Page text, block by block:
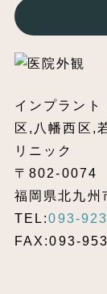
インプラント
区,八幡西区,
リニック
〒802-0074
福岡県北九
TEL:093-
FAX:093-